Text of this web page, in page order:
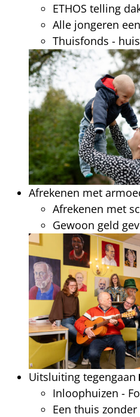
ETHOS telling
Alle jongeren
Thuisfonds -
Afrekenen met
Afrekenen met
Gewoon geld
Uitsluiting tegengaan
Inloophuizen -
Een thuis